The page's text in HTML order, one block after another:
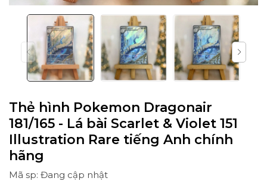
Thẻ hình Pokemon Dragonair
181/165 - Lá bài Scarlet & Violet 151
Illustration Rare tiếng Anh chính
hãng
Mã sp: Đang cập nhật